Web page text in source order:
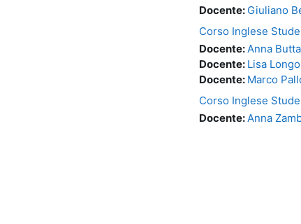
Docente: Giuliano
Corso Inglese
Docente:Anna
Docente: Lisa Longo
Docente: Marco
Corso Inglese
Docente:Anna